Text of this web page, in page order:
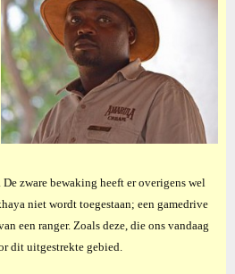
zware bewaking heeft er overigens wel
niet wordt toegestaan; een gamedrive
een ranger. Zoals deze, die ons vandaag
dit uitgestrekte gebied.